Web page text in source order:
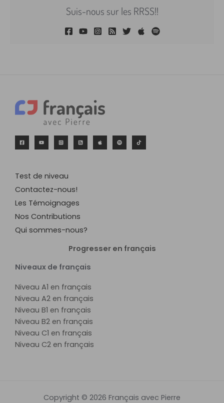
Suis-nous sur les RRSS!!
Test de niveau
Contactez-nous!
Les Témoignages
Nos Contributions
Qui sommes-nous?
Progresser en français
Niveaux de français
Niveau A1 en français
Niveau A2 en français
Niveau B1 en français
Niveau B2 en français
Niveau C1 en français
Niveau C2 en français
Copyright © 2026 Français avec Pierre